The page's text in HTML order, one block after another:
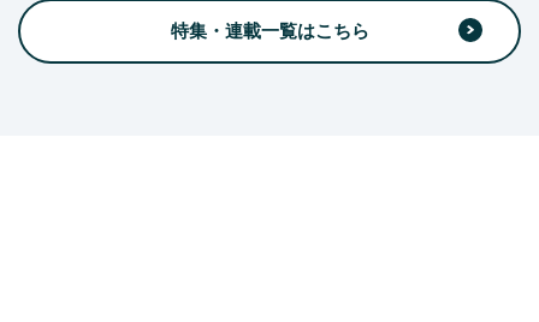
特集・連載一覧はこちら